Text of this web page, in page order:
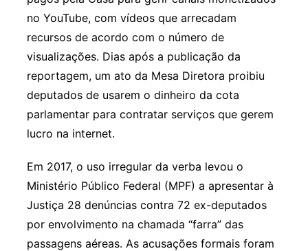
no YouTube, com vídeos que arrecadam
recursos de acordo com o número de
visualizações. Dias após a publicação da
reportagem, um ato da Mesa Diretora proibiu
deputados de usarem o dinheiro da cota
parlamentar para contratar serviços que gerem
lucro na internet.
Em 2017, o uso irregular da verba levou o
Ministério Público Federal (MPF) a apresentar à
Justiça 28 denúncias contra 72 ex-deputados
por envolvimento na chamada “farra” das
passagens aéreas. As acusações formais foram